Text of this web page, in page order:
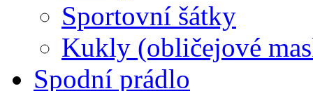
Sportovní šátky
Kukly (obličejové
Spodní prádlo